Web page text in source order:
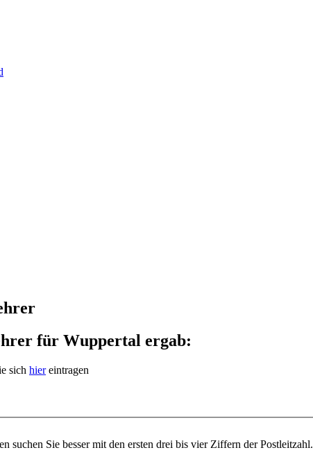
für Wuppertal ergab:
sich hiereintragen
suchen Sie besser mit den ersten drei bis vier Ziffern der Postleitzahl.